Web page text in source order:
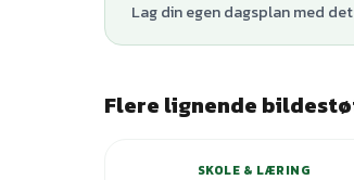
Lag din egen dagsplan med
Flere lignende
SKOLE & LÆRING